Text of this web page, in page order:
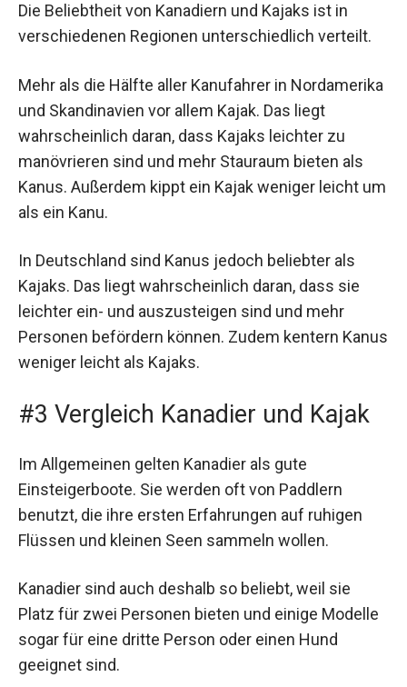
Die Beliebtheit von Kanadiern und Kajaks ist in
verschiedenen Regionen unterschiedlich verteilt.
Mehr als die Hälfte aller Kanufahrer in Nordamerika
und Skandinavien vor allem Kajak. Das liegt
wahrscheinlich daran, dass Kajaks leichter zu
manövrieren sind und mehr Stauraum bieten als
Kanus. Außerdem kippt ein Kajak weniger leicht um
als ein Kanu.
In Deutschland sind Kanus jedoch beliebter als
Kajaks. Das liegt wahrscheinlich daran, dass sie
leichter ein- und auszusteigen sind und mehr
Personen befördern können. Zudem kentern Kanus
weniger leicht als Kajaks.
#3 Vergleich Kanadier und Kajak
Im Allgemeinen gelten Kanadier als gute
Einsteigerboote. Sie werden oft von Paddlern
benutzt, die ihre ersten Erfahrungen auf ruhigen
Flüssen und kleinen Seen sammeln wollen.
Kanadier sind auch deshalb so beliebt, weil sie
Platz für zwei Personen bieten und einige Modelle
sogar für eine dritte Person oder einen Hund
geeignet sind.